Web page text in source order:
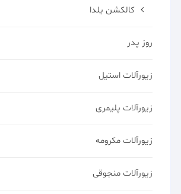
کالکشن یلدا
روز پدر
زیورآلات استیل
زیورآلات پلیمری
زیورآلات مکرومه
زیورآلات منجوقی